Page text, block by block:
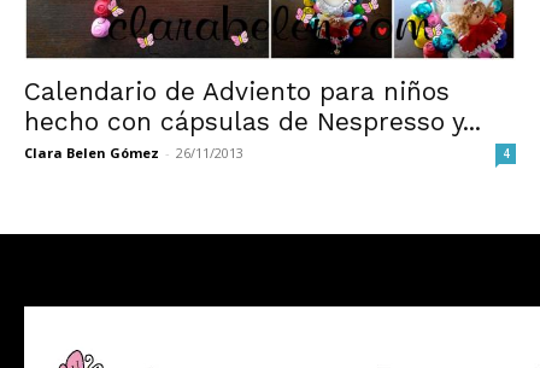
Calendario de Adviento para niños
hecho con cápsulas de Nespresso y...
Clara Belen Gómez - 26/11/2013 4